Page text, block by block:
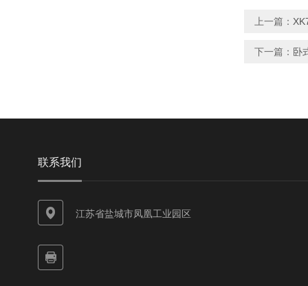
上一篇：
下一篇： 卧
联系我们
江苏省盐城市凤凰工业园区